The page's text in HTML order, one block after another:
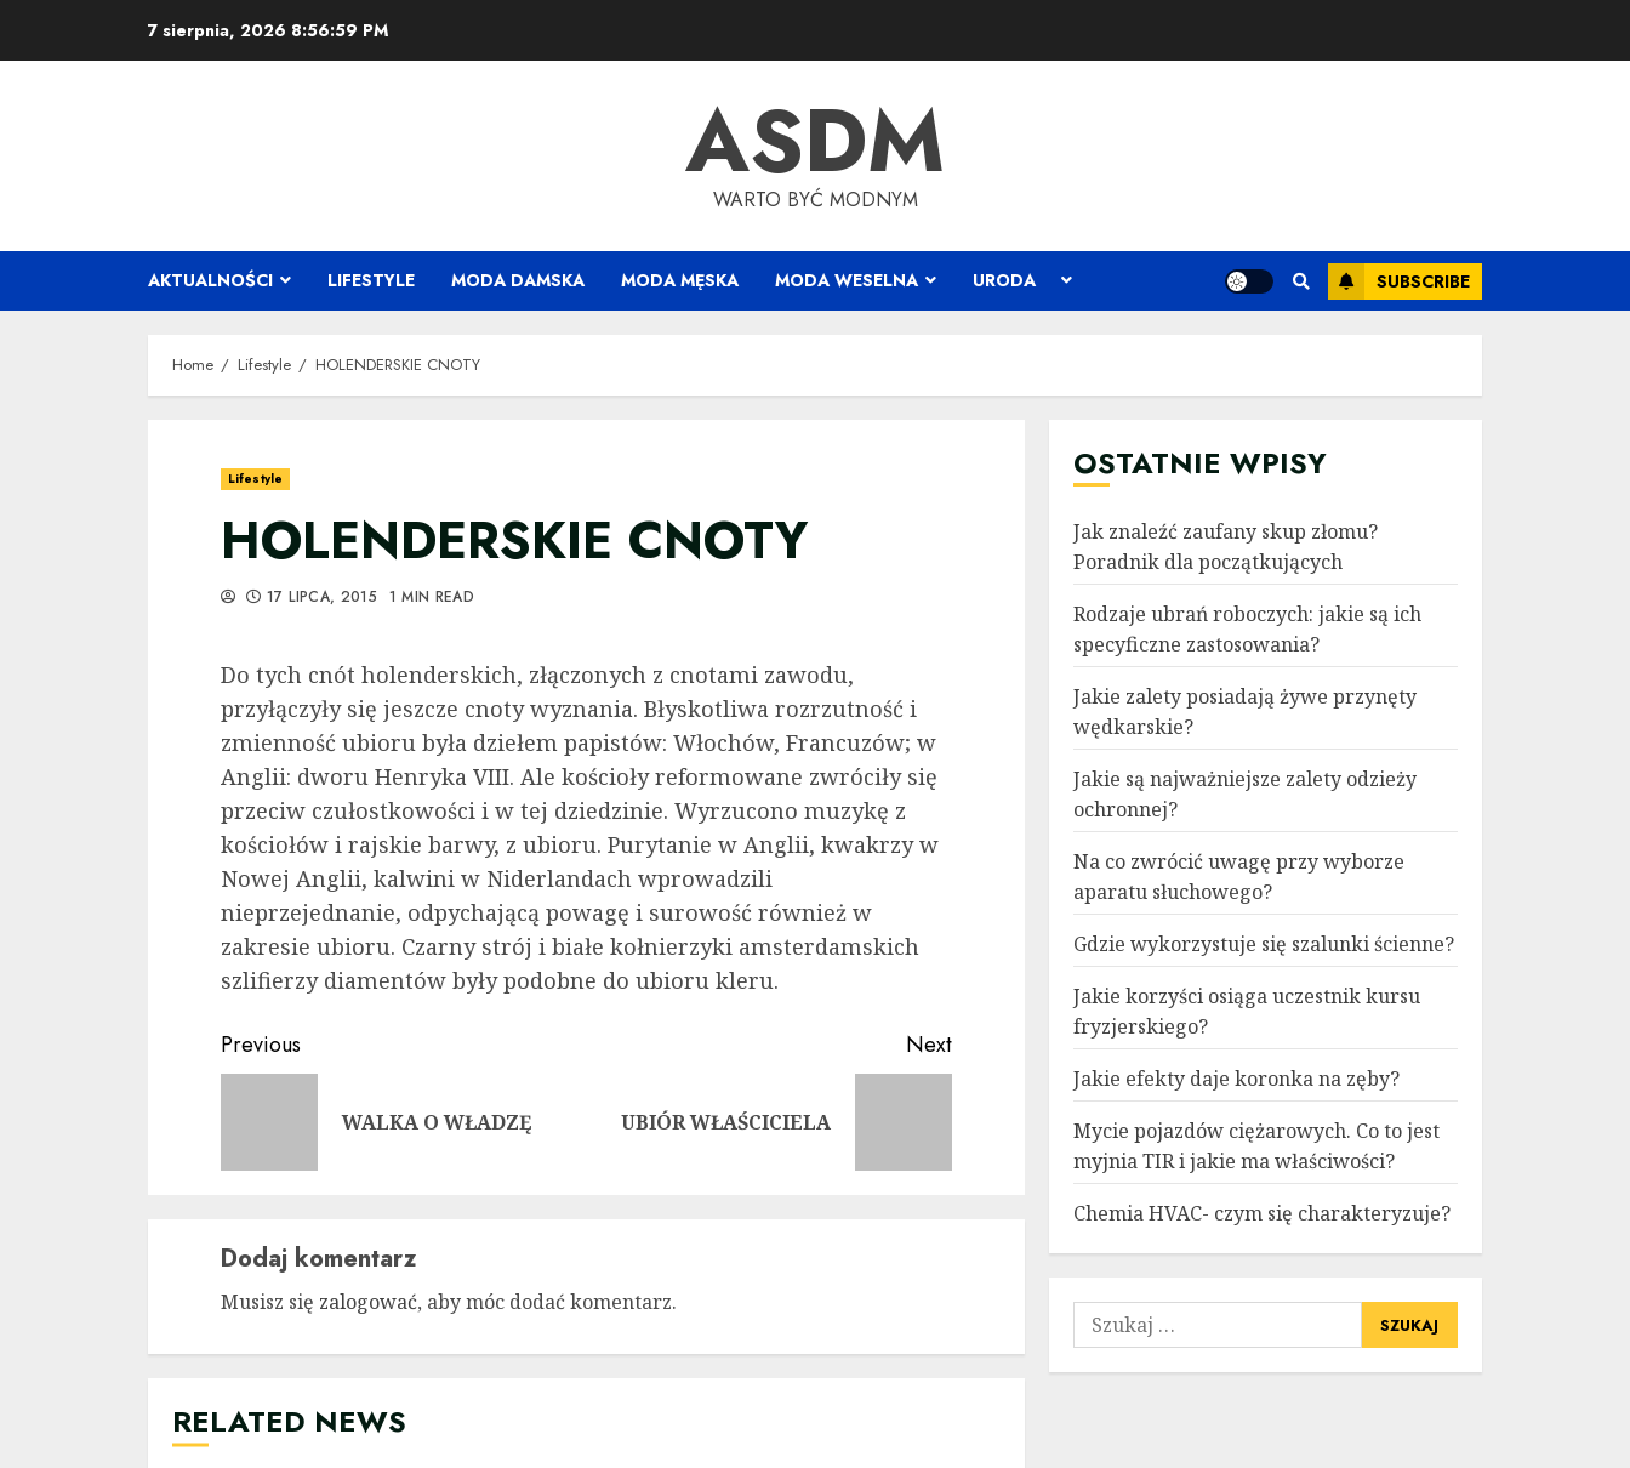
7 sierpnia, 2026 8:56:59 PM
ASDM
WARTO BYĆ MODNYM
AKTUALNOŚCI LIFESTYLE MODA DAMSKA MODA MĘSKA MODA WESELNA URODA SUBSCRIBE
Home Lifestyle HOLENDERSKIE CNOTY
Lifestyle
HOLENDERSKIE CNOTY
17 LIPCA, 2015 1 MIN READ
Do tych cnót holenderskich, złączonych z cnotami za­wodu,
przyłączyły się jeszcze cnoty wyznania. Błyskotliwa rozrzutność i
zmienność ubioru była dziełem papistów: Włochów, Francuzów; w
An­glii: dworu Henryka VIII. Ale kościoły reformo­wane zwróciły się
przeciw czułostkowości i w tej dziedzinie. Wyrzucono muzykę z
kościołów i rajskie barwy, z ubioru. Purytanie w Anglii, kwakrzy w
Nowej Anglii, kalwini w Niderlandach wpro­wadzili
nieprzejednanie, odpychającą powagę i su­rowość również w
zakresie ubioru. Czarny strój i białe kołnierzyki amsterdamskich
szlifierzy dia­mentów były podobne do ubioru kleru.
Continue
Previous
Previous
WALKA O WŁADZĘ
Next
NextUBIÓR WŁAŚCICIELA
Dodaj komentarz
Musisz się zalogować, aby móc dodać komentarz.
RELATED NEWS
OSTATNIE WPISY
Jak znaleźć zaufany skup złomu?
Poradnik dla początkujących
Rodzaje ubrań roboczych: jakie są ich
specyficzne zastosowania?
Jakie zalety posiadają żywe przynęty
wędkarskie?
Jakie są najważniejsze zalety odzieży
ochronnej?
Na co zwrócić uwagę przy wyborze
aparatu słuchowego?
Gdzie wykorzystuje się szalunki ścienne?
Jakie korzyści osiąga uczestnik kursu
fryzjerskiego?
Jakie efekty daje koronka na zęby?
Mycie pojazdów ciężarowych. Co to jest
myjnia TIR i jakie ma właściwości?
Chemia HVAC- czym się charakteryzuje?
Szukaj: